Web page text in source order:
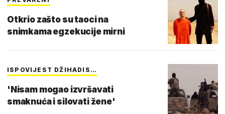
Otkrio zašto su taoci na
snimkama egzekucije mirni
ISPOVIJEST DŽIHADIS…
'Nisam mogao izvršavati
smaknuća i silovati žene'